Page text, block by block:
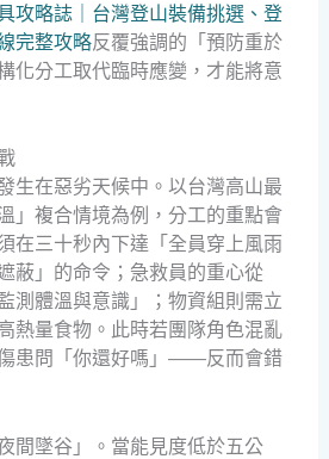
攻略誌｜台灣登山裝備挑選、登
完整攻略反覆強調的「預防重於
分工取代臨時應變，才能將意
生在惡劣天候中。以台灣高山最
」複合情境為例，分工的重點會
在三十秒內下達「全員穿上風雨
蔽」的命令；急救員的重心從
測體溫與意識」；物資組則需立
熱量食物。此時若團隊角色混亂
患問「你還好嗎」——反而會錯
間墜谷」。當能見度低於五公